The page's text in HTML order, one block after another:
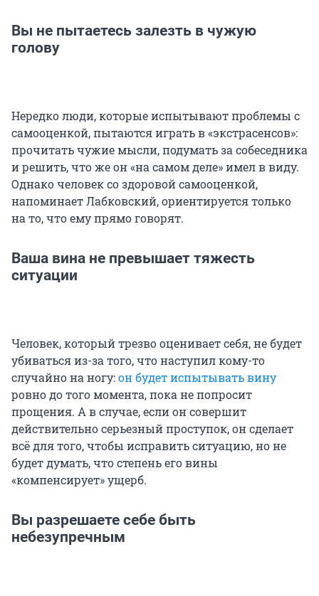
Вы не пытаетесь залезть в чужую
голову
Нередко люди, которые испытывают проблемы с
самооценкой, пытаются играть в «экстрасенсов»:
прочитать чужие мысли, подумать за собеседника
и решить, что же он «на самом деле» имел в виду.
Однако человек со здоровой самооценкой,
напоминает Лабковский, ориентируется только
на то, что ему прямо говорят.
Ваша вина не превышает тяжесть
ситуации
Человек, который трезво оценивает себя, не будет
убиваться из-за того, что наступил кому-то
случайно на ногу:он будет испытывать вину
ровно до того момента, пока не попросит
прощения. А в случае, если он совершит
действительно серьезный проступок, он сделает
всё для того, чтобы исправить ситуацию, но не
будет думать, что степень его вины
«компенсирует» ущерб.
Вы разрешаете себе быть
небезупречным